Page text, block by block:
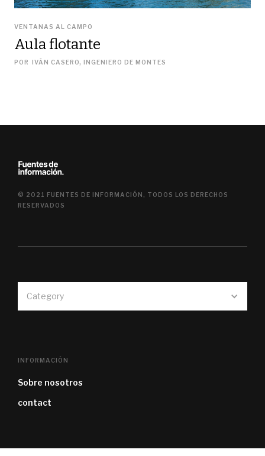
VENTANAS AL CAMPO
Aula flotante
POR IVÁN CASERO, INGENIERO DE MONTES
© 2021 FUENTES DE INFORMACIÓN, TODOS LOS DERECHOS
RESERVADOS
Category
INFORMACIÓN
Sobre nosotros
contact